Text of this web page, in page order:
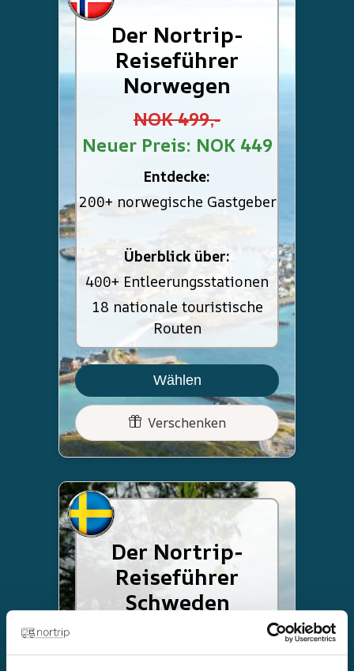
Der Nortrip-
Reiseführer
Norwegen
NOK 499,-
Neuer Preis: NOK 449
Entdecke:
200+ norwegische Gastgeber
Überblick über:
400+ Entleerungsstationen
18 nationale touristische
Routen
Wählen
Verschenken
Der Nortrip-
Reiseführer
Schweden
Neuer Preis: NOK 449